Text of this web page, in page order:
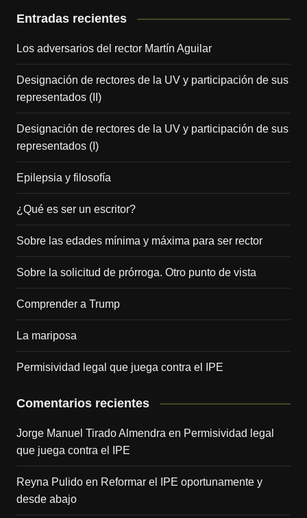
Entradas recientes
Los adversarios del rector Martín Aguilar
Designación de rectores de la UV y participación de sus
representados (II)
Designación de rectores de la UV y participación de sus
representados (I)
Epilepsia y filosofía
¿Qué es ser un escritor?
Sobre las edades mínima y máxima para ser rector
Sobre la solicitud de prórroga. Otro punto de vista
Comprender a Trump
La mariposa
Permisividad legal que juega contra el IPE
Comentarios recientes
Jorge Manuel Tirado Almendra en Permisividad legal
que juega contra el IPE
Reyna Pulidoen Reformar el IPE oportunamente y
desde abajo